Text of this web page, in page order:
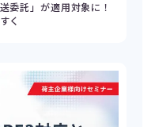
委託」が適用対象に！
く